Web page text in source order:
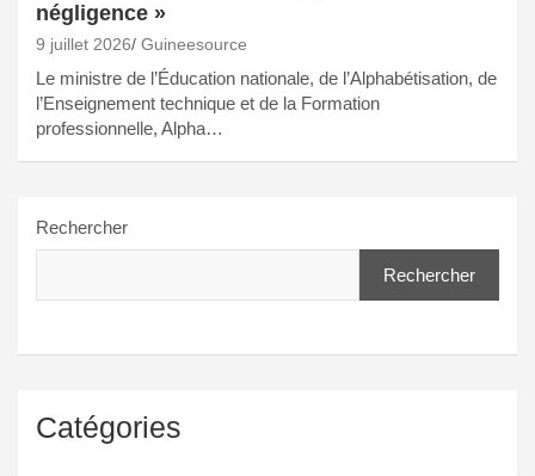
négligence »
9 juillet 2026 Guineesource
Le ministre de l’Éducation nationale, de l’Alphabétisation, de
l’Enseignement technique et de la Formation
professionnelle, Alpha…
Rechercher
Rechercher
Catégories